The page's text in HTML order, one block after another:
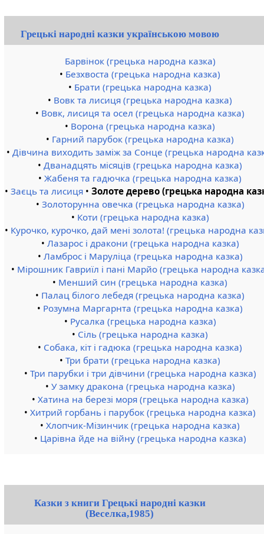
Грецькі народні казки українською мовою
Барвінок (грецька народна казка)
• Безхвоста (грецька народна казка)
• Брати (грецька народна казка)
• Вовк та лисиця (грецька народна казка)
• Вовк, лисиця та осел (грецька народна казка)
• Ворона (грецька народна казка)
• Гарний парубок (грецька народна казка)
• Дівчина виходить заміж за Сонце (грецька народна
•Дванадцять місяців (грецька народна казка)
•Жабеня та гадючка (грецька народна казка)
•Заєць та лисиця •Золоте дерево (грецька народна
• Золоторунна овечка (грецька народна казка)
• Коти (грецька народна казка)
• Курочко, курочко, дай мені золота! (грецька народна
• Лазарос і дракони (грецька народна казка)
• Ламброс і Маруліца (грецька народна казка)
• Мірошник Гавриїл і пані Марйо (грецька народна
• Менший син (грецька народна казка)
• Палац білого лебедя (грецька народна казка)
• Розумна Маргарнта (грецька народна казка)
• Русалка (грецька народна казка)
• Сіль (грецька народна казка)
• Собака, кіт і гадюка (грецька народна казка)
•Три брати (грецька народна казка)
• Три парубки і три дівчини (грецька народна казка)
• У замку дракона (грецька народна казка)
• Хатина на березі моря (грецька народна казка)
•Хитрий горбань і парубок (грецька народна казка)
•Хлопчик-Мізинчик (грецька народна казка)
• Царівна йде на війну (грецька народна казка)
Казки з книги Грецькі народні казки
(Веселка,1985)